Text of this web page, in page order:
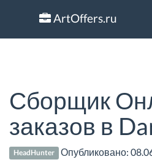
ArtOffers.ru
Сборщик
заказов в
HeadHunter Опубликовано: